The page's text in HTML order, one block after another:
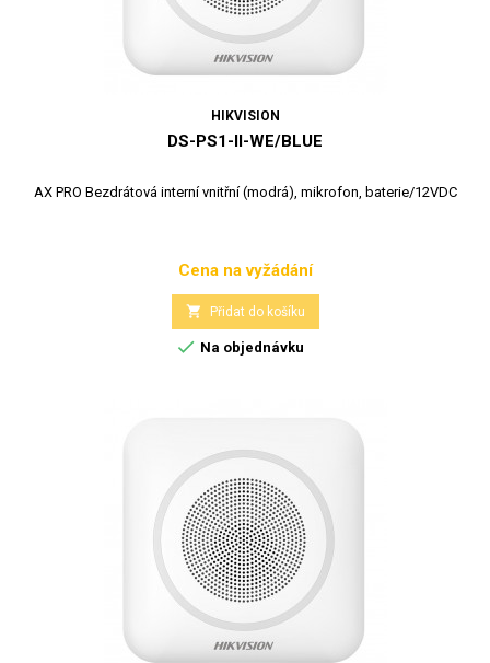
HIKVISION
DS-PS1-II-WE/BLUE
AX PRO Bezdrátová interní vnitřní (modrá), mikrofon, baterie/12VDC
Cena
Cena na vyžádání
 Přidat do košíku
 Na objednávku